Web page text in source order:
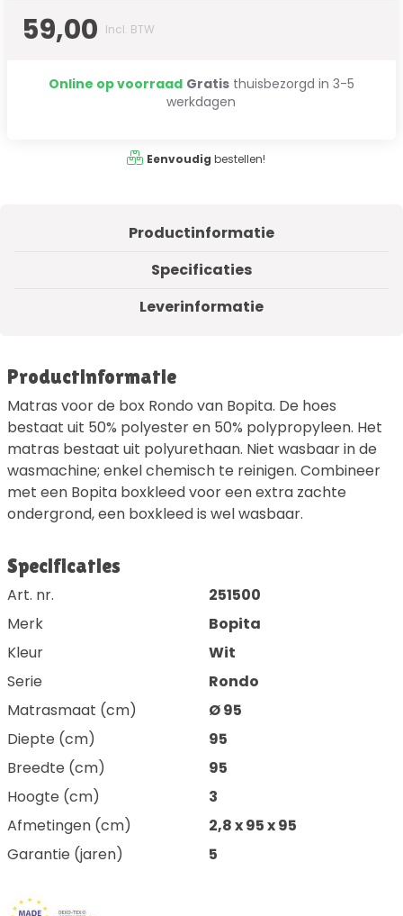
59,00 Incl. BTW
Online op voorraad Gratisthuisbezorgd in 3-5
werkdagen
Eenvoudig bestellen!
Productinformatie
Specificaties
Leverinformatie
Productinformatie
Matras voor de box Rondo van Bopita. De hoes
bestaat uit 50% polyester en 50% polypropyleen. Het
matras bestaat uit polyurethaan. Niet wasbaar in de
wasmachine; enkel chemisch te reinigen. Combineer
met een Bopita boxkleed voor een extra zachte
ondergrond, een boxkleed is wel wasbaar.
Specificaties
Art. nr.
251500
Merk
Bopita
Kleur
Wit
Serie
Rondo
Matrasmaat (cm)
Ø 95
Diepte (cm)
95
Breedte (cm)
95
Hoogte (cm)
3
Afmetingen (cm)
2,8 x 95 x 95
Garantie (jaren)
5